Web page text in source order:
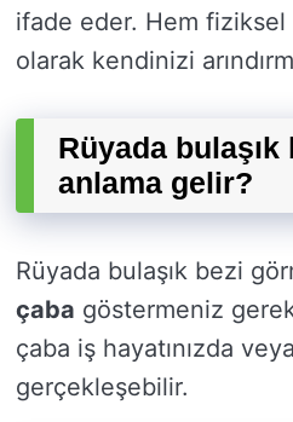
ifade eder. Hem
olarak kendinizi
Rüyada
anlama gelir?
Rüyada bulaşık bezi
çaba göstermeniz
çaba iş hayatınızda
gerçekleşebilir.